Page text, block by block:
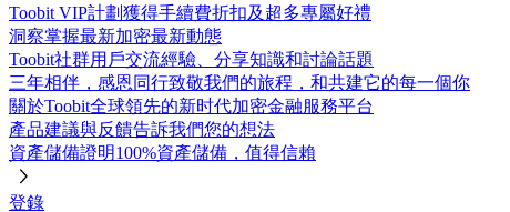
Toobit VIP計劃獲得手續費折扣及超多專屬好禮
洞察掌握最新加密最新動態
Toobit社群用戶交流經驗、分享知識和討論話題
三年相伴，感恩同行致敬我們的旅程，和共建它的每一個你
關於Toobit全球領先的新时代加密金融服務平台
產品建議與反饋告訴我們您的想法
資產儲備證明100%資產儲備，值得信賴
登錄